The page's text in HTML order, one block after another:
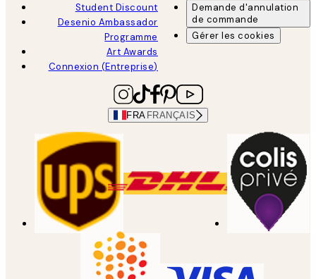
Student Discount
Desenio Ambassador
Programme
Art Awards
Connexion (Entreprise)
Demande d'annulation
de commande
Gérer les cookies
FRA FRANÇAIS